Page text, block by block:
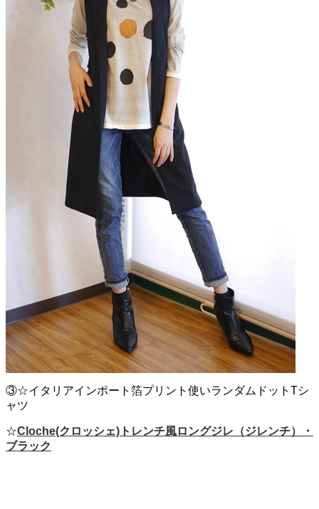
③☆イタリアインポート箔プリント使いランダムドットTシ
ャツ
☆Cloche(クロッシェ)トレンチ風ロングジレ（ジレンチ）・
ブラック